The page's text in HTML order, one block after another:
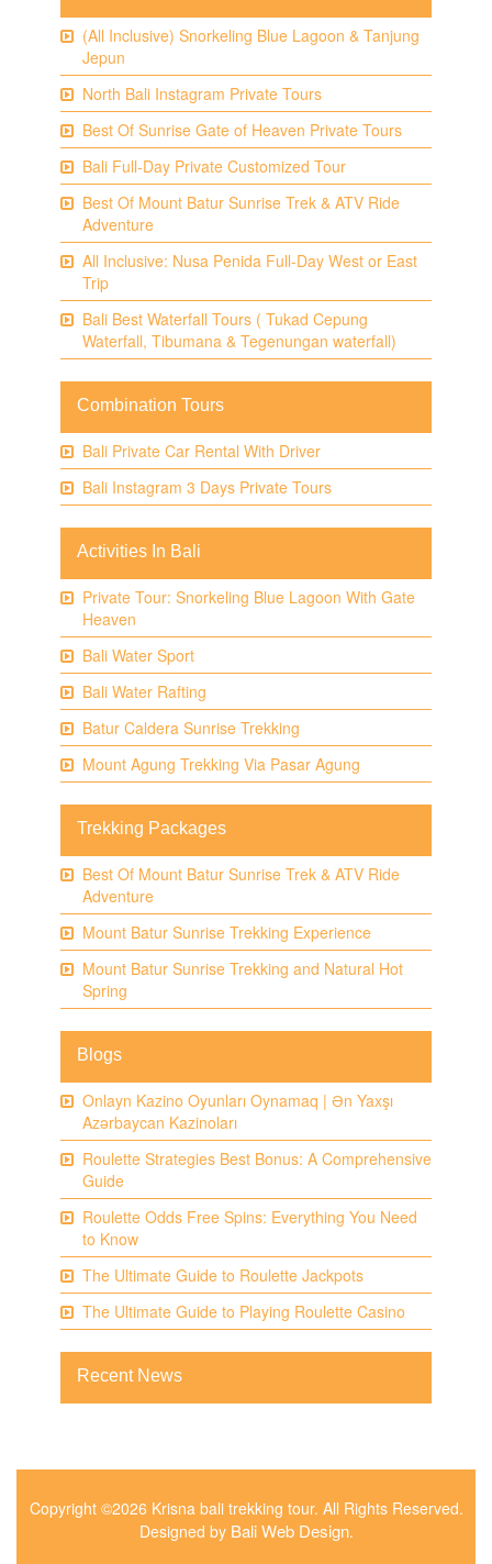
(All Inclusive) Snorkeling Blue Lagoon & Tanjung
Jepun
North Bali Instagram Private Tours
Best Of Sunrise Gate of Heaven Private Tours
Bali Full-Day Private Customized Tour
Best Of Mount Batur Sunrise Trek & ATV Ride
Adventure
All Inclusive: Nusa Penida Full-Day West or East
Trip
Bali Best Waterfall Tours ( Tukad Cepung
Waterfall, Tibumana & Tegenungan waterfall)
Combination Tours
Bali Private Car Rental With Driver
Bali Instagram 3 Days Private Tours
Activities In Bali
Private Tour: Snorkeling Blue Lagoon With Gate
Heaven
Bali Water Sport
Bali Water Rafting
Batur Caldera Sunrise Trekking
Mount Agung Trekking Via Pasar Agung
Trekking Packages
Best Of Mount Batur Sunrise Trek & ATV Ride
Adventure
Mount Batur Sunrise Trekking Experience
Mount Batur Sunrise Trekking and Natural Hot
Spring
Blogs
Onlayn Kazino Oyunları Oynamaq | Ən Yaxşı
Azərbaycan Kazinoları
Roulette Strategies Best Bonus: A Comprehensive
Guide
Roulette Odds Free Spins: Everything You Need
to Know
The Ultimate Guide to Roulette Jackpots
The Ultimate Guide to Playing Roulette Casino
Recent News
Copyright ©2026 Krisna bali trekking tour. All Rights Reserved.
Designed by Bali Web Design.